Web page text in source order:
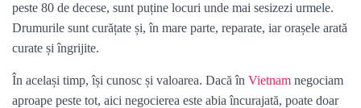
peste 80 de decese, sunt puține locuri unde mai sesizezi urmele.
Drumurile sunt curățate și, în mare parte, reparate, iar orașele arată
curate și îngrijite.
În același timp, își cunosc și valoarea. Dacă în Vietnam negociam
aproape peste tot, aici negocierea este abia încurajată, poate doar